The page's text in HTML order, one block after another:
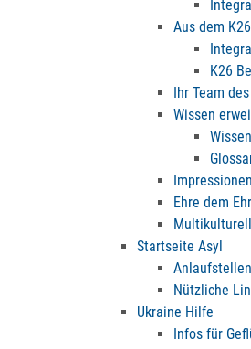
Aus dem
K26
Ihr Team
Wissen
Impressionen
Ehre dem
Startseite Asyl
Nützliche
Ukraine Hilfe
Infos für